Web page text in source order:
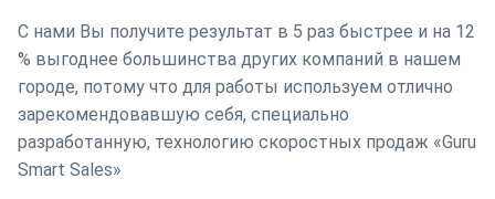
С нами Вы получите результат в 5 раз быстрее и на 12
% выгоднее большинства других компаний в нашем
городе, потому что для работы используем отлично
зарекомендовавшую себя, специально
разработанную, технологию скоростных продаж «Guru
Smart Sales»